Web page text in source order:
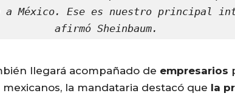
a México. Ese es nuestro principal
afirmó Sheinbaum.
llegará acompañado de empresarios
la mandataria destacó que la